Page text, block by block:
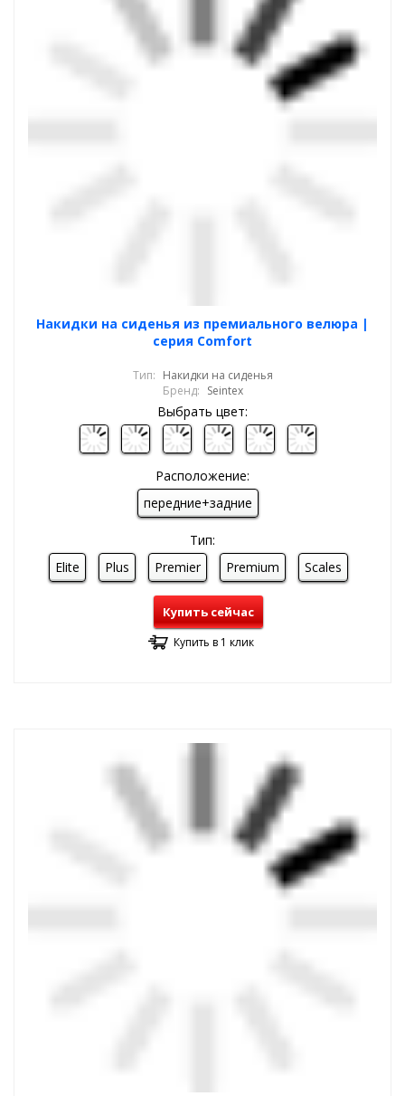
Накидки на сиденья из премиального велюра |
серия Comfort
Тип: Накидки на сиденья
Бренд: Seintex
Выбрать цвет:
Расположение:
передние+задние
Тип:
Elite
Plus Premier Premium Scales
Купить сейчас
Купить в 1 клик